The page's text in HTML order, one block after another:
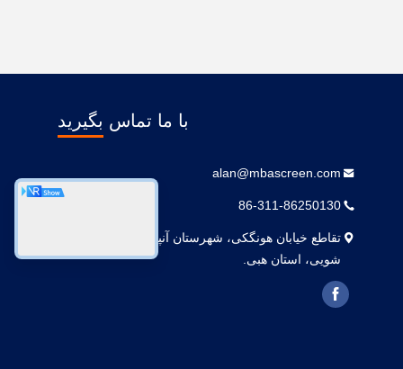
با ما تماس بگیرید
alan@mbascreen.com
86-311-86250130
تقاطع خیابان هونگکی، شهرستان آنپینگ، شهر هنگ
شویی، استان هبی.